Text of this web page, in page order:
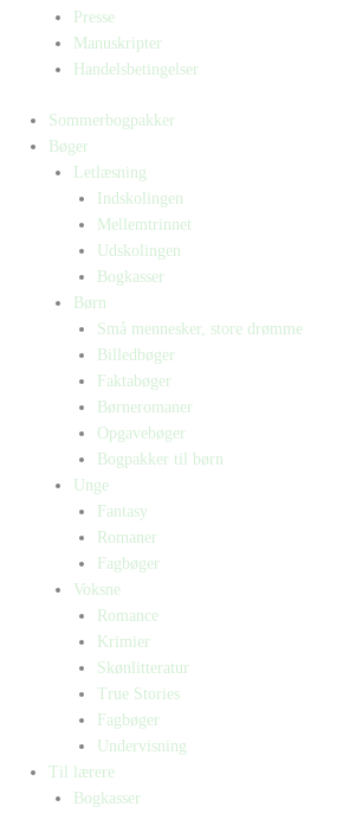
Presse
Manuskripter
Handelsbetingelser
Sommerbogpakker
Bøger
Letlæsning
Indskolingen
Mellemtrinnet
Udskolingen
Bogkasser
Børn
Små mennesker, store drømme
Billedbøger
Faktabøger
Børneromaner
Opgavebøger
Bogpakker til børn
Unge
Fantasy
Romaner
Fagbøger
Voksne
Romance
Krimier
Skønlitteratur
True Stories
Fagbøger
Undervisning
Til lærere
Bogkasser